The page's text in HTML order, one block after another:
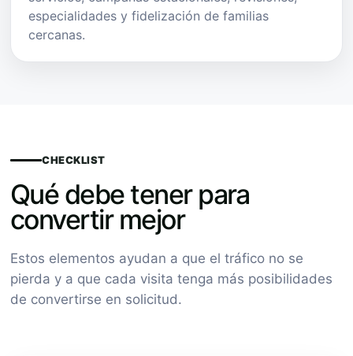
especialidades y fidelización de familias
cercanas.
CHECKLIST
Qué debe tener para
convertir mejor
Estos elementos ayudan a que el tráfico no se
pierda y a que cada visita tenga más posibilidades
de convertirse en solicitud.